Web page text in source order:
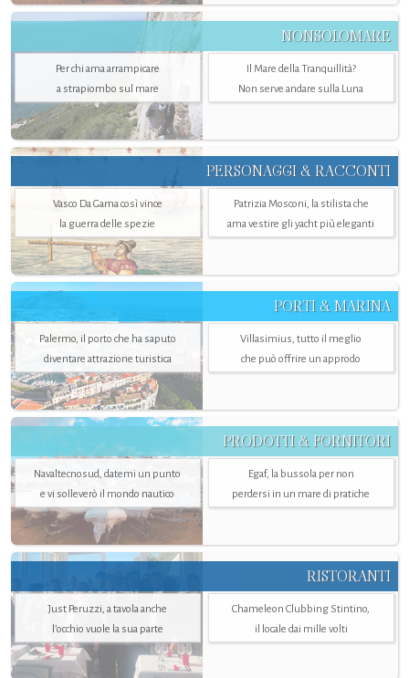
NONSOLOMARE
Per chi ama arrampicare
a strapiombo sul mare
Il Mare della Tranquillità?
Non serve andare sulla Luna
PERSONAGGI & RACCONTI
Vasco Da Gama così vince
la guerra delle spezie
Patrizia Mosconi, la stilista che
ama vestire gli yacht più eleganti
PORTI & MARINA
Palermo, il porto che ha saputo
diventare attrazione turistica
Villasimius, tutto il meglio
che può offrire un approdo
PRODOTTI & FORNITORI
Navaltecnosud, datemi un punto
e vi solleverò il mondo nautico
Egaf, la bussola per non
perdersi in un mare di pratiche
RISTORANTI
Just Peruzzi, a tavola anche
l’occhio vuole la sua parte
Chameleon Clubbing Stintino,
il locale dai mille volti